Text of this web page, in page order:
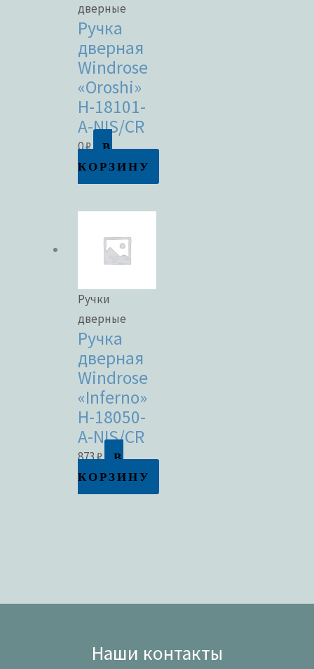
дверные
Ручка
дверная
Windrose
«Oroshi»
H-18101-
A-NIS/CR
0₽
В
КОРЗИНУ
Ручки
дверные
Ручка
дверная
Windrose
«Inferno»
H-18050-
A-NIS/CR
873₽
В
КОРЗИНУ
Наши контакты